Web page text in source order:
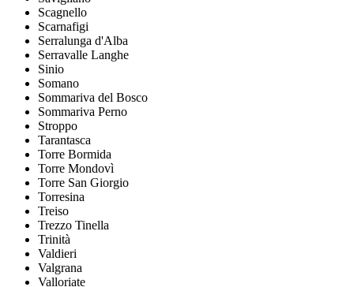
Scagnello
Scarnafigi
Serralunga d'Alba
Serravalle Langhe
Sinio
Somano
Sommariva del Bosco
Sommariva Perno
Stroppo
Tarantasca
Torre Bormida
Torre Mondovì
Torre San Giorgio
Torresina
Treiso
Trezzo Tinella
Trinità
Valdieri
Valgrana
Valloriate